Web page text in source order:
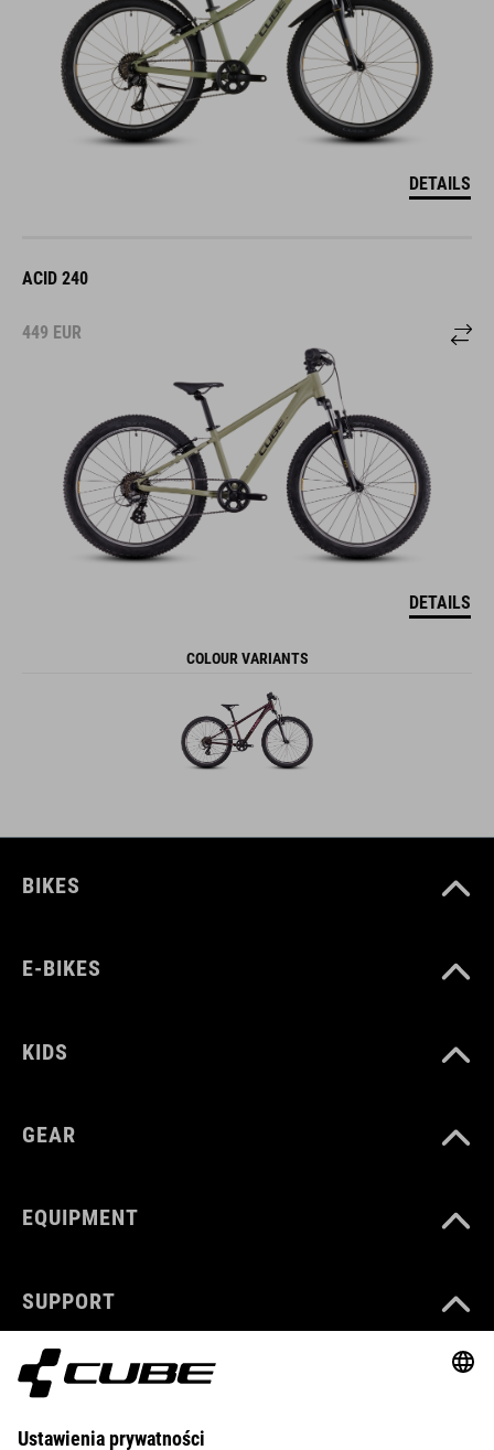
DETAILS
ACID 240
449 EUR
DETAILS
COLOUR VARIANTS
BIKES
E-BIKES
KIDS
GEAR
EQUIPMENT
SUPPORT
ABOUT US